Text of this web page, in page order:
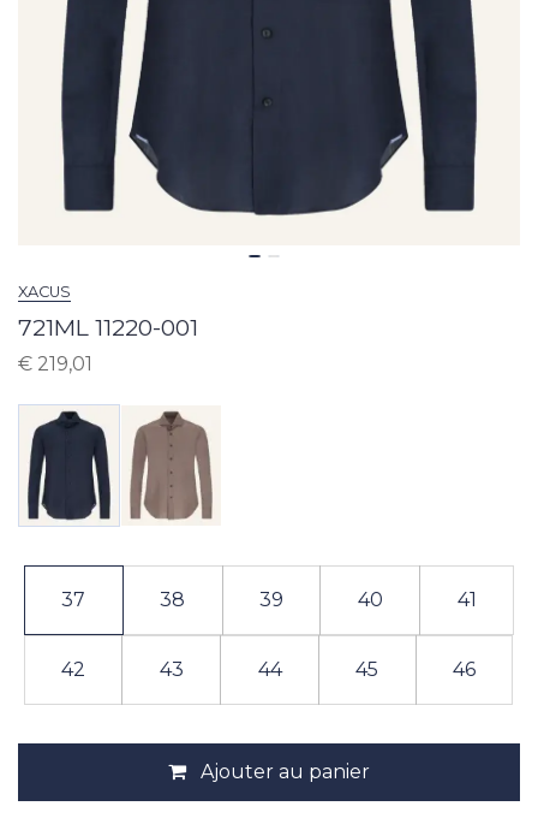
XACUS
721ML 11220-001
€ 219,01
37 38 39 40 41
42 43 44 45 46
Ajouter au panier